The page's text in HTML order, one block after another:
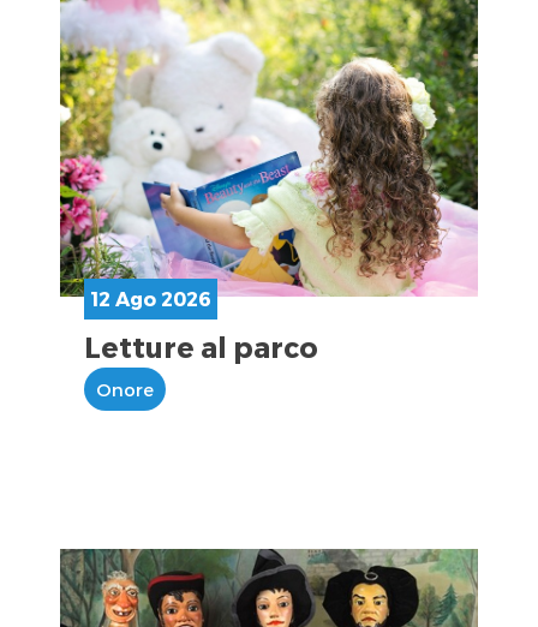
12 Ago 2026
Letture al parco
Onore